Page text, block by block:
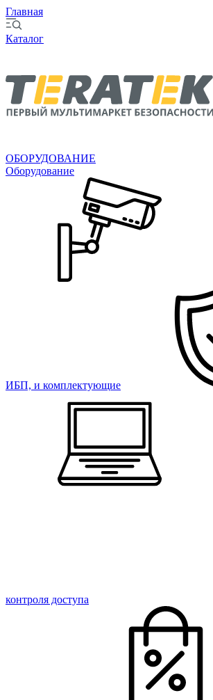
Главная
Каталог
ОБОРУДОВАНИЕ
Оборудование
ИБП, и комплектующие
контроля доступа